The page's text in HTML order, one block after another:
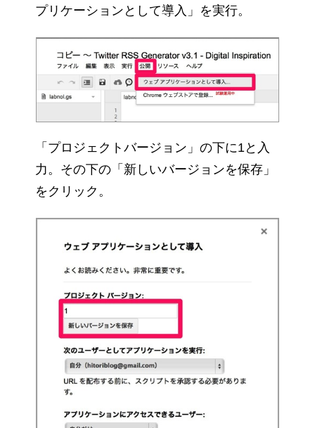
プリケーションとして導入」を実行。
「プロジェクトバージョン」の下に1と入
力。その下の「新しいバージョンを保存」
をクリック。